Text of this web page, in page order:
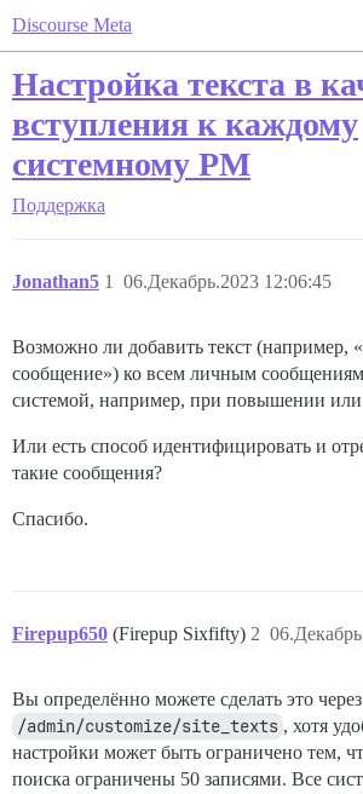
Discourse Meta
Настройка текста в
вступления к каждому
системному PM
Поддержка
Jonathan5 06.Декабрь.2023 12:06:45
1
Возможно ли добавить текст (например,
сообщение») ко всем личным
системой, например, при повышении или
Или есть способ идентифицировать и
такие сообщения?
Спасибо.
Firepup650 (Firepup Sixfifty) 2
Вы определённо можете сделать это через
/admin/customize/site_texts , хотя
настройки может быть ограничено тем,
поиска ограничены 50 записями. Все